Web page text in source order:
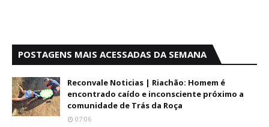
POSTAGENS MAIS ACESSADAS DA SEMANA
Reconvale Noticias | Riachão: Homem é
encontrado caído e inconsciente próximo a
comunidade de Trás da Roça
07:06